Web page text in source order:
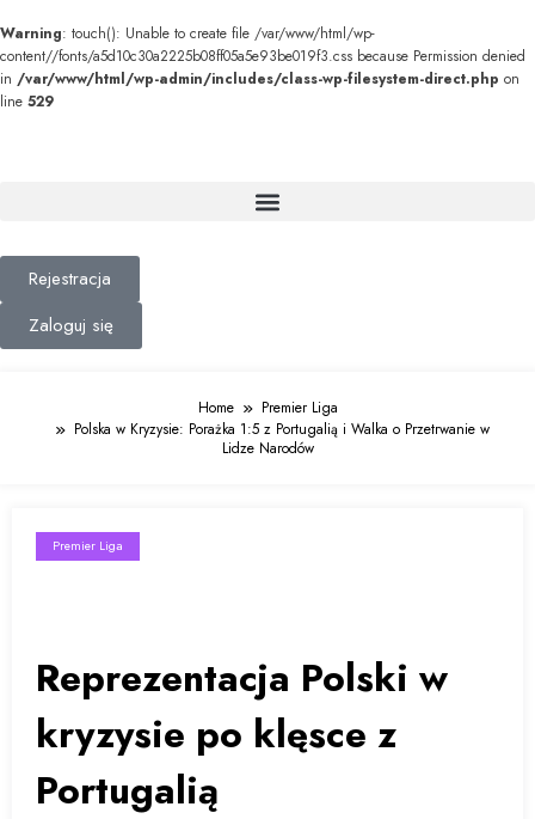
Warning: touch(): Unable to create file /var/www/html/wp-
content//fonts/a5d10c30a2225b08ff05a5e93be019f3.css because Permission denied
in /var/www/html/wp-admin/includes/class-wp-filesystem-direct.php on
line 529
Rejestracja
Zaloguj się
Home
Premier Liga
Polska w Kryzysie: Porażka 1:5 z Portugalią i Walka o Przetrwanie w
Lidze Narodów
Premier Liga
Reprezentacja Polski w
kryzysie po klęsce z
Portugalią